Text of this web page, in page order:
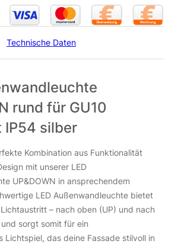
Technische Daten
rund für GU10
IP54 silber
Kombination aus Funktionalität
mit unserer LED
UP&DOWN in ansprechendem
LED Außenwandleuchte bietet
– nach oben (UP) und nach
sorgt somit für ein
Lichtspiel, das deine Fassade stilvoll in